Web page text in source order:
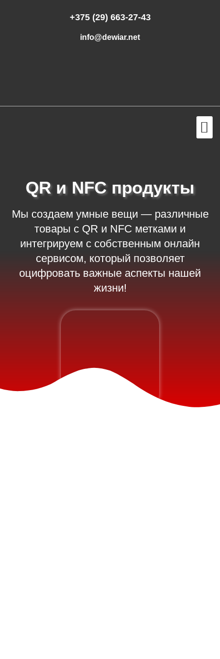
+375 (29) 663-27-43
info@dewiar.net
QR и NFC продукты
Мы создаем умные вещи — различные
товары с QR и NFC метками и
интегрируем с собственным онлайн
сервисом, который позволяет
оцифровать важные аспекты нашей
жизни!